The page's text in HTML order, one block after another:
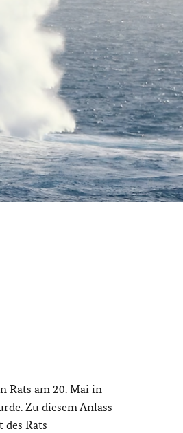
Rats am 20. Mai in
Zu diesem Anlass
Rats